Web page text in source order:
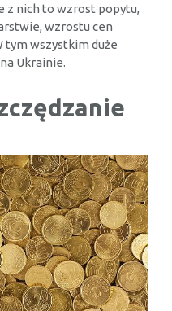
z nich to wzrost popytu,
wzrostu cen
tym wszystkim duże
Ukrainie.